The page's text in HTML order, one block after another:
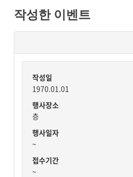
작성한 이벤트
작성일
1970.01.01
행사장소
층
행사일자
~
접수기간
~